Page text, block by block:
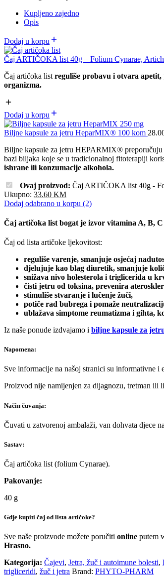
Kupljeno zajedno
Opis
Dodaj u korpu
Čaj ARTIČOKA list 40g – Folium Cynarae,
Čaj artičoka list reguliše probavu i otvara apetit,
organizma.
Dodaj u korpu
Biljne kapsule za jetru HeparMIX® 100 kom
Biljne kapsule za jetru HEPARMIX® preporučuju
bazi biljaka koje se u tradicionalnoj fitoterapiji
ishrane ili konzumacije alkohola.
Ovaj proizvod: Čaj ARTIČOKA list 40g -
Ukupno: 33.60 KM
Dodaj odabrano u korpu (2)
Čaj artičoka list bogat je izvor vitamina A, B,
Čaj od lista artičoke ljekovitost:
reguliše varenje, smanjuje osjećaj
djelujuje kao blag diuretik, smanjuje
snižava nivo holesterola i triglicerida u
čisti jetru od toksina, prevenira
stimuliše stvaranje i lučenje žuči,
potiče rad bubrega i pomaže
ublažava simptome reumatizma i gihta,
Iz naše ponude izdvajamo i biljne kapsule za
Napomena:
Sve informacije na našoj stranici su informativne
Proizvod nije namijenjen za dijagnozu, tretman ili
Način čuvanja:
Čuvati u zatvorenoj ambalaži, van dohvata djece
Sastav:
Čaj artičoka list (folium Cynarae).
Pakovanje:
40 g
Gdje kupiti čaj od lista artičoke?
Sve naše proizvode možete poručiti online putem
Hrasno.
Kategorija: Čajevi, Jetra, žuč i autoimune bolesti,
trigliceridi, žuč i jetra Brand: PHYTO-PHARM